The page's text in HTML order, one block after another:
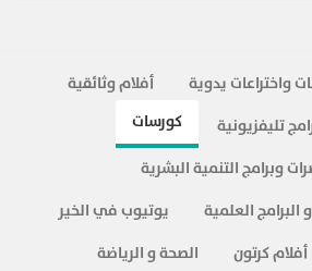
واختراعات يدوية
أفلام وثائقية
تليفزيونية
كورسات
وبرامج التنمية البشرية
البرامج العلمية
يوتيوب في الخير
أفلام كرتون
الصحة و الرياضة